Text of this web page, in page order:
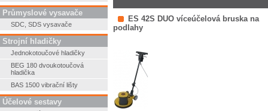
Průmyslové vysavače
SDC, SDS vysavače
Strojní hladičky
Jednokotoučové hladičky
BEG 180 dvoukotoučová
hladička
BAS 1500 vibrační lišty
Účelové sestavy
ES 42S DUO víceúčelová bruska na
podlahy